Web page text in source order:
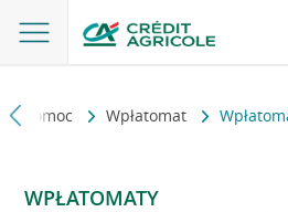
i pomoc Wpłatomat
WPŁATOMATY